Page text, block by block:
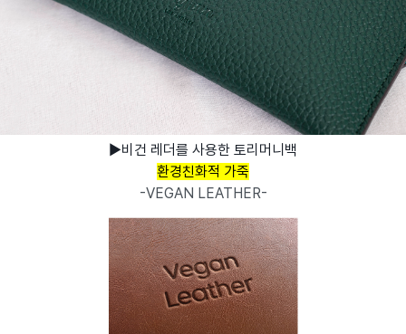
▶비건 레더를 사용한 토리머니백
환경친화적 가죽
-VEGAN LEATHER-